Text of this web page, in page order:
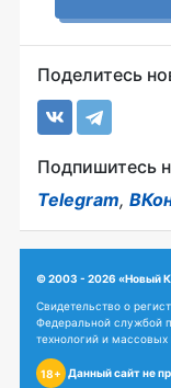
Поделитесь
Подпишитесь
Telegram,
© 2003 - 2026 «Новый
Свидетельство о
Федеральной службой
технологий и массовых
18+ Данный сайт не